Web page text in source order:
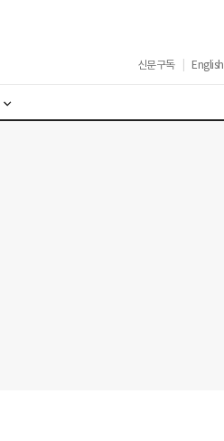
신문구독 English